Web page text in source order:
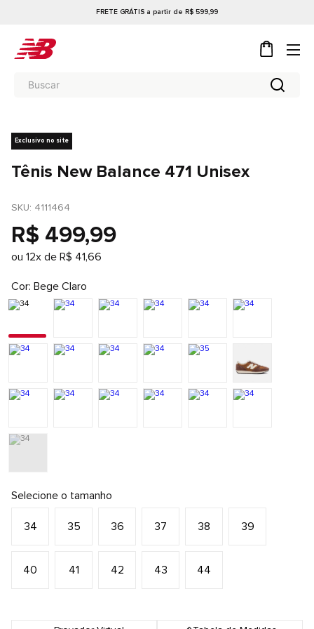
FRETE GRÁTIS a partir de R$ 599,99
Exclusivo no site
Tênis New Balance 471 Unisex
SKU: 4111464
R$ 499,99
ou 12x de R$ 41,66
Cor Bege Claro
Selecione o tamanho
34 35 36 37 38 39
40 41 42 43 44